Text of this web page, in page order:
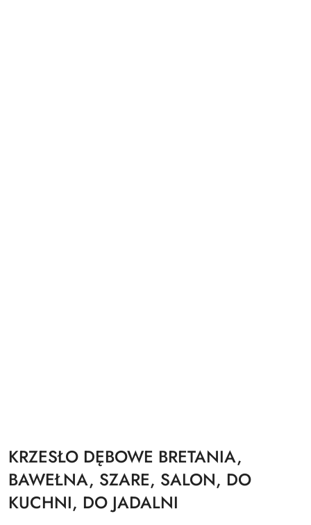
KRZESŁO DĘBOWE BRETANIA,
BAWEŁNA, SZARE, SALON, DO
KUCHNI, DO JADALNI